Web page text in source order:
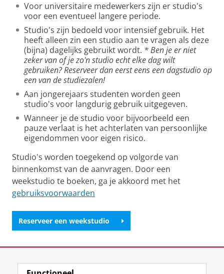
Voor universitaire medewerkers zijn er studio's
voor een eventueel langere periode.
Studio's zijn bedoeld voor intensief gebruik. Het
heeft alleen zin een studio aan te vragen als deze
(bijna) dagelijks gebruikt wordt. * Ben je er niet
zeker van of je zo'n studio echt elke dag wilt
gebruiken? Reserveer dan eerst eens een dagstudio op
een van de studiezalen!
Aan jongerejaars studenten worden geen
studio's voor langdurig gebruik uitgegeven.
Wanneer je de studio voor bijvoorbeeld een
pauze verlaat is het achterlaten van persoonlijke
eigendommen voor eigen risico.
Studio's worden toegekend op volgorde van
binnenkomst van de aanvragen. Door een
weekstudio te boeken, ga je akkoord met het
gebruiksvoorwaarden
Reserveer een weekstudio